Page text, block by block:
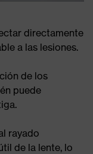
directamente
a las lesiones.
de los
puede
rayado
de la lente, lo